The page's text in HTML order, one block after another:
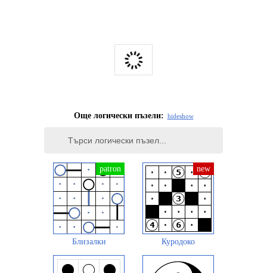
Още логически пъзели: hideshow
Близалки Куродоко